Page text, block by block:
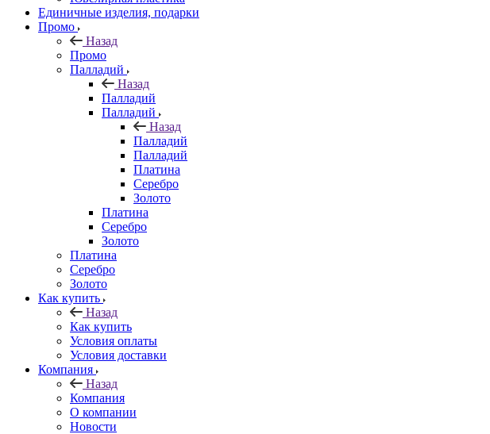
Единичные изделия, подарки
Промо
Назад
Промо
Палладий
Назад
Палладий
Палладий
Назад
Палладий
Палладий
Платина
Серебро
Золото
Платина
Серебро
Золото
Платина
Серебро
Золото
Как купить
Назад
Как купить
Условия оплаты
Условия доставки
Компания
Назад
Компания
О компании
Новости